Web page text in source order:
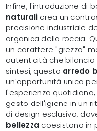
Infine, l'introduzione di
naturali crea un
precisione industriale
organica della roccia.
un carattere "grezzo"
autenticità che bilancia
sintesi, questo arredo
un'opportunità unica
l'esperienza
gesto dell'igiene in un
di design esclusivo,
bellezza coesistono in